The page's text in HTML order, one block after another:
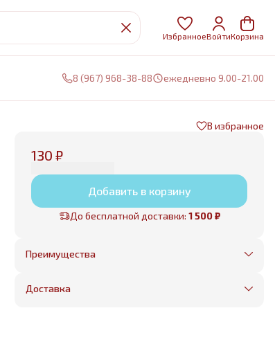
ИзбранноеВойтиКорзина
8 (967) 968-38-88 ежедневно 9.00-21.00
В избранное
130 ₽
Добавить в корзину
До бесплатной доставки: 1 500 ₽
Преимущества
Оплата частями в Сплит
Бесплатная доставка в пределах КАД
Доставка